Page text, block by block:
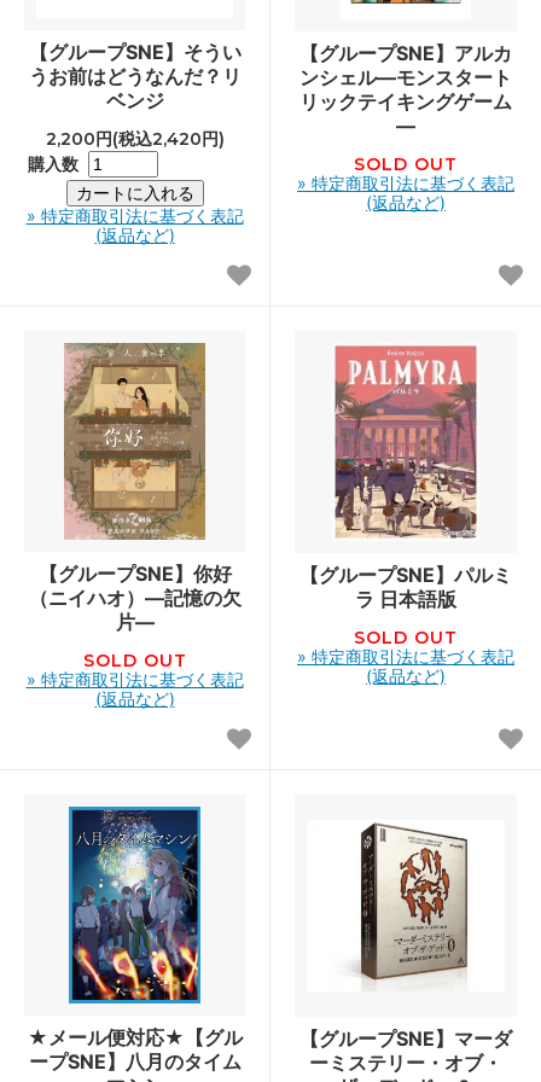
【グループSNE】そうい
うお前はどうなんだ？リ
ベンジ
2,200円(税込2,420円)
購入数
» 特定商取引法に基づく表記
(返品など)
【グループSNE】アルカ
ンシェル―モンスタート
リックテイキングゲーム
―
SOLD OUT
» 特定商取引法に基づく表記
(返品など)
【グループSNE】你好
（ニイハオ）―記憶の欠
片―
SOLD OUT
» 特定商取引法に基づく表記
(返品など)
【グループSNE】パルミ
ラ 日本語版
SOLD OUT
» 特定商取引法に基づく表記
(返品など)
★メール便対応★【グル
ープSNE】八月のタイム
【グループSNE】マーダ
ーミステリー・オブ・